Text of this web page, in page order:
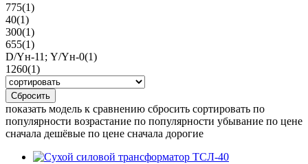
775(1)
40(1)
300(1)
655(1)
D/Yн-11; Y/Yн-0(1)
1260(1)
Сбросить
показать модель к сравнению сбросить сортировать по
популярности возрастание по популярности убывание по цене
сначала дешёвые по цене сначала дорогие